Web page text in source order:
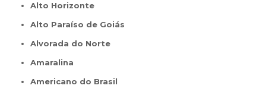
Alto Horizonte
Alto Paraíso de Goiás
Alvorada do Norte
Amaralina
Americano do Brasil